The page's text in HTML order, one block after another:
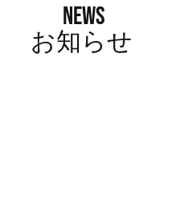
NEWS
​お知らせ